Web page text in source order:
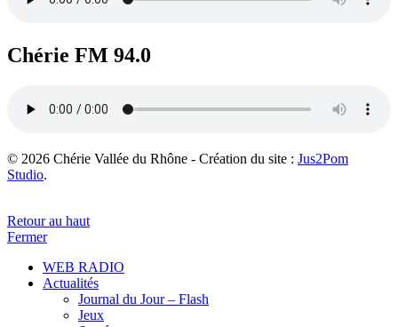
Chérie FM 94.0
© 2026 Chérie Vallée du Rhône - Création du site : Jus2Pom
Studio.
Retour au haut
Fermer
WEB RADIO
Actualités
Journal du Jour – Flash
Jeux